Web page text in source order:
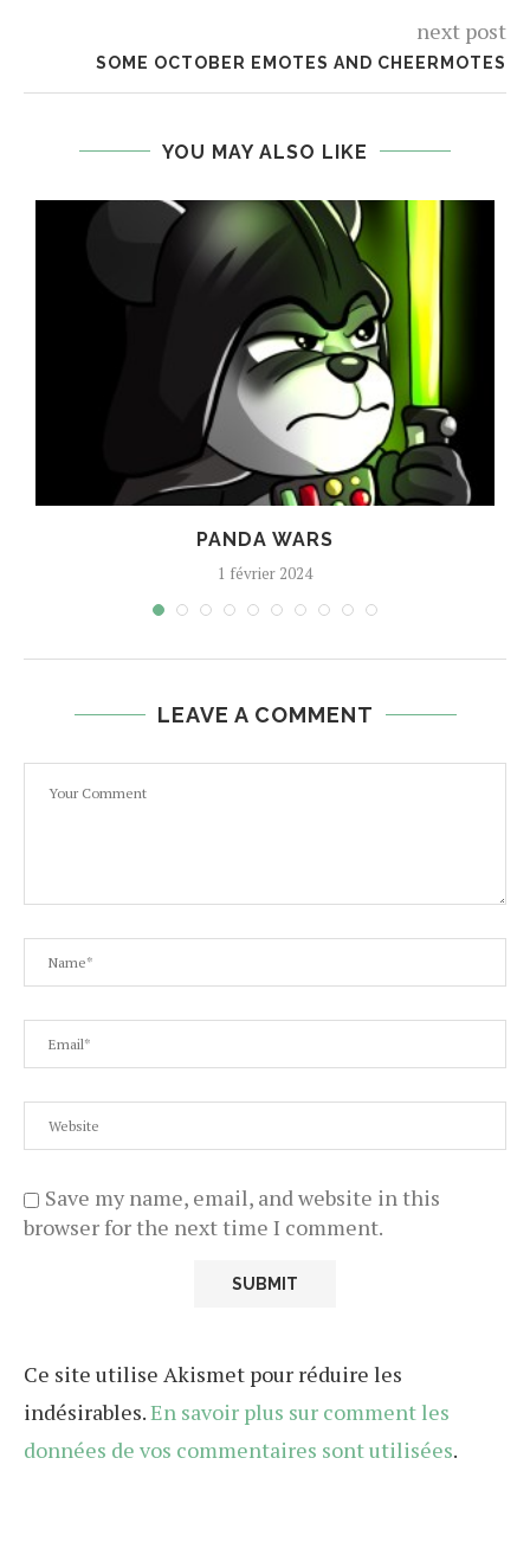
next post
SOME OCTOBER EMOTES AND CHEERMOTES
YOU MAY ALSO LIKE
PANDA WARS
1 février 2024
LEAVE A COMMENT
Save my name, email, and website in this
browser for the next time I comment.
Ce site utilise Akismet pour réduire les
indésirables.En savoir plus sur comment les
données de vos commentaires sont utilisées.